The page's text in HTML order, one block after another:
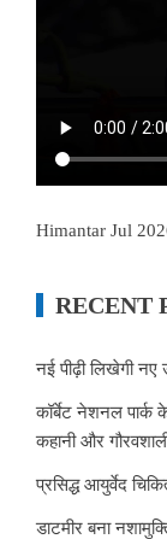
Himantar Jul
RECENT
नई पीढ़ी लिखेगी
कॉर्बेट नेशनल
कहानी और
प्रसिद्ध आयुर्वेद
डाटमीर बना